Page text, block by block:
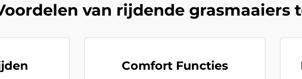
van rijdende grasmaaiers
Comfort Functies